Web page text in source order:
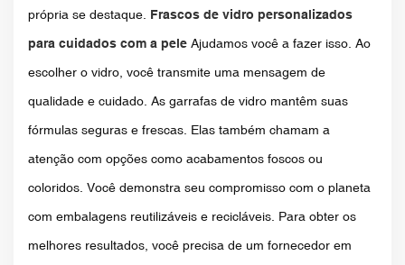
própria se destaque. Frascos de vidro personalizados
para cuidados com a pele Ajudamos você a fazer isso. Ao
escolher o vidro, você transmite uma mensagem de
qualidade e cuidado. As garrafas de vidro mantêm suas
fórmulas seguras e frescas. Elas também chamam a
atenção com opções como acabamentos foscos ou
coloridos. Você demonstra seu compromisso com o planeta
com embalagens reutilizáveis ​​e recicláveis. Para obter os
melhores resultados, você precisa de um fornecedor em